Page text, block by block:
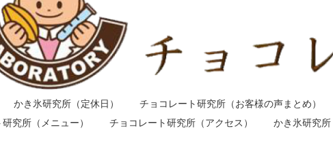
かき氷研究所（定休日） チョコレート研究所（お客様の声まとめ）
究所（メニュー）
チョコレート研究所（アクセス） かき氷研究所